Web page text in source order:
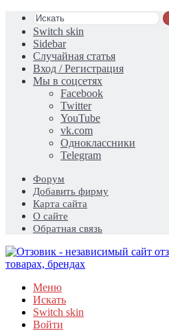
Switch skin
Sidebar
Случайная статья
Вход / Регистрация
Мы в соцсетях
Facebook
Twitter
YouTube
vk.com
Одноклассники
Telegram
Форум
Добавить фирму
Карта сайта
О сайте
Обратная связь
Меню
Искать
Switch skin
Войти